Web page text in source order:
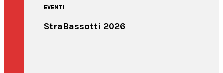
EVENTI
StraBassotti 2026